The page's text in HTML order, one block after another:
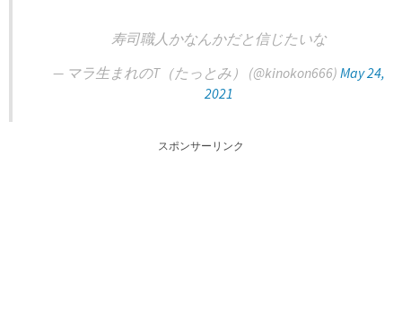
寿司職人かなんかだと信じたいな
— マラ生まれのT（たっとみ） (@kinokon666) May 24,
2021
スポンサーリンク